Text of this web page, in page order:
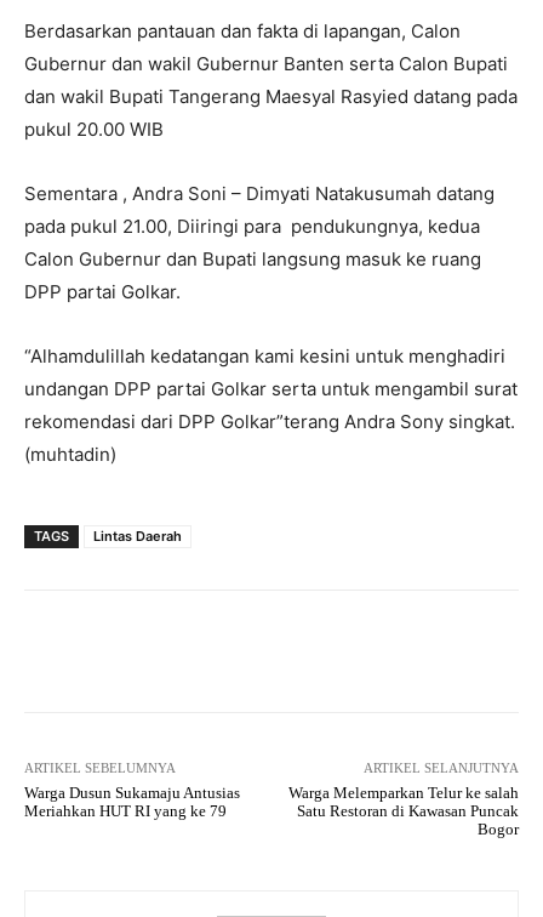
Berdasarkan pantauan dan fakta di lapangan, Calon
Gubernur dan wakil Gubernur Banten serta Calon Bupati
dan wakil Bupati Tangerang Maesyal Rasyied datang pada
pukul 20.00 WIB
Sementara , Andra Soni – Dimyati Natakusumah datang
pada pukul 21.00, Diiringi para pendukungnya, kedua
Calon Gubernur dan Bupati langsung masuk ke ruang
DPP partai Golkar.
“Alhamdulillah kedatangan kami kesini untuk menghadiri
undangan DPP partai Golkar serta untuk mengambil surat
rekomendasi dari DPP Golkar”terang Andra Sony singkat.
(muhtadin)
TAGS Lintas Daerah
ARTIKEL SEBELUMNYA
Warga Dusun Sukamaju Antusias
Meriahkan HUT RI yang ke 79
ARTIKEL SELANJUTNYA
Warga Melemparkan Telur ke salah
Satu Restoran di Kawasan Puncak
Bogor